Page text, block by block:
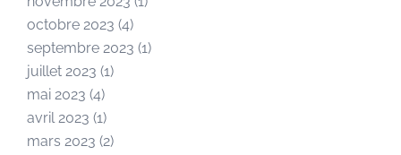
octobre 2023 (4)
septembre 2023 (1)
juillet 2023 (1)
mai 2023 (4)
avril 2023 (1)
mars 2023 (2)